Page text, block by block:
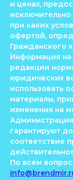
и ценах,
при каких
офертой,
Гражданского
Информация на
редакции
юридических
использовать
материалы,
изменения на
гарантируют
соответствие
По всем